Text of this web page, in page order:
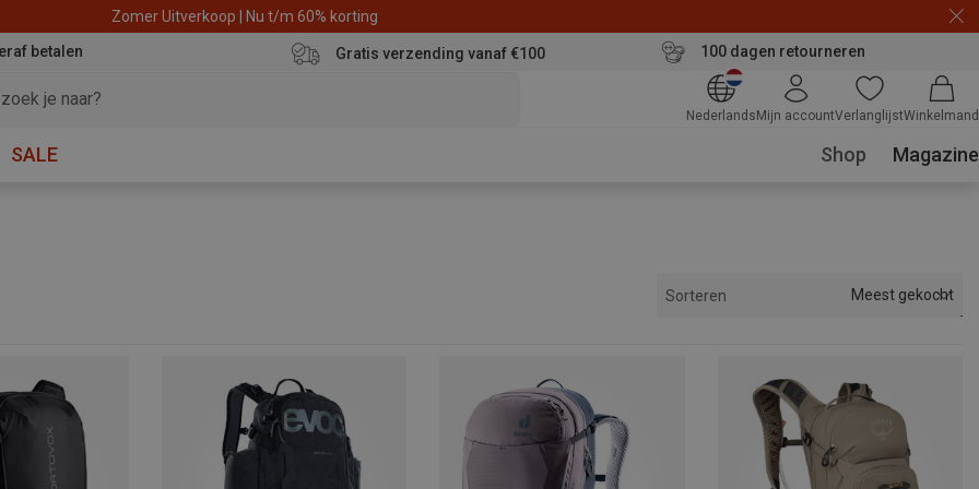
Zomer Uitverkoop | Nu t/m 60% korting
betalen Gratis verzending vanaf €100 100 dagen retourneren
Nederlands Mijn accountVerlanglijstWinkelmand
SALE Shop Magazine
Sorteren Meest gekocht